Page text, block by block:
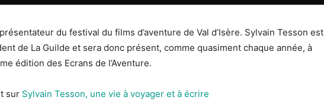
du festival du films d’aventure de Val d’Isère. Sylvain Tesson est
de La Guilde et sera donc présent, comme quasiment chaque année, à
édition des Ecrans de l’Aventure.
sur Sylvain Tesson, une vie à voyager et à écrire